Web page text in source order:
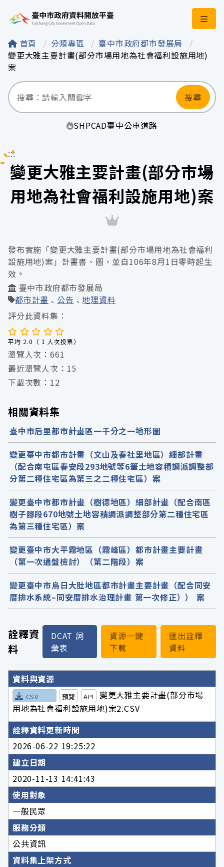
臺中市政府資料開
首頁 分類專區
臺中市政府都市發展局
變更大雅主要計畫(部分市場用地為社會福利設施用地)
案
搜尋
SHPCAD臺中公車道路
:::
變更大雅主要計畫(部分市場
用地為社會福利設施用地)案
詮釋資
料
DCAT 詞
彙表
資源一鍵
下載
匯出詮釋
資料
詮釋資料詳細內容
資料與資源
CSV 預覽 API
變更大雅主要計畫(部分市場
用地為社會福利設施用地)案2.CSV
詮釋資料更新時間
2026-06-22 19:25:22
建立日期
2020-11-13 14:41:43
使用對象
一般民眾
服務分類
公共資訊
資料集上架方式
發布實施「變更大雅主要計畫(部分市場用地為社會福利
設施用地)案」計畫書、圖，並自106年8月1日零時起生
效。
臺中市政府都市發展局
都市計畫
公告
地理資料
評分此資料集：
平均 2.0（ 1 人次投票）
瀏覽人次：661
最近瀏覽人次：15
下載次數：12
相關資料集
臺中市后里都市計畫區一千分之一地形圖
變更臺中市都市計畫（文山及春社里地區）細部計畫
（配合南屯區春安段293地號等6筆土地容積調派調整部
分第二種住宅區為第三之二種住宅區）案
變更臺中市都市計畫（樹德地區）細部計畫（配合南區
樹子腳段670地號土地容積調派調整部分第二種住宅區
為第三種住宅區）案
變更臺中市大平霧地區（霧峰區）都市計畫主要計畫
（第一次通盤檢討）（第二階段）案
變更臺中市烏日大肚地區都市計畫主要計畫（配合同安
厝排水系統–同安厝排水治理計畫 第一次修正）） 案